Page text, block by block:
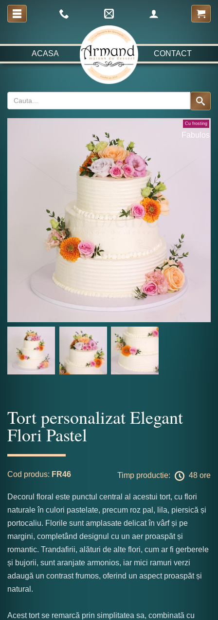
ACASA CONTACT
Cu frosting
Fabulos
Tort personalizat Elegant
Flori Pastel
Cod produs: FR46 Timp productie: 48 ore
Decorul floral este punctul central al acestui tort, cu flori
naturale în culori pastelate, precum roz pal, lila, piersică și
portocaliu. Florile sunt amplasate delicat în vârf și pe
margini, completând designul cu un aer proaspăt și
romantic. Trandafirii, alături de alte flori, cum ar fi gerberele
și bujorii, sunt aranjate armonios, iar mici ramuri verzi
adaugă un contrast frumos, oferind un aspect proaspăt și
natural.
Acest tort se remarcă prin simplitatea sa, combinată cu